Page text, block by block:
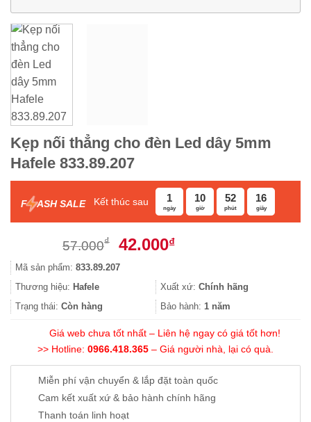
Kẹp nối thẳng cho đèn Led dây 5mm
Hafele 833.89.207
F ASH SALE Kết thúc sau 1
ngày
10
giờ
52
phút
15
giây
57.000₫
Giá
là:
57.000₫.
42.000₫Giá
là:
42.000₫.
Mã sản phẩm: 833.89.207
Thương hiệu: Hafele Xuất xứ: Chính hãng
Trạng thái: Còn hàng Bảo hành: 1 năm
Giá web chưa tốt nhất – Liên hệ ngay có giá tốt hơn!
>> Hotline: 0966.418.365 – Giá người nhà, lại có quà.
Miễn phí vận chuyển & lắp đặt toàn quốc
Cam kết xuất xứ & bảo hành chính hãng
Thanh toán linh hoạt